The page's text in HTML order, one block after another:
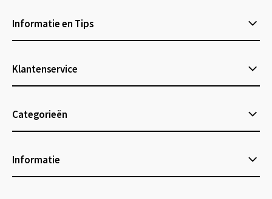
Informatie en Tips
Klantenservice
Categorieën
Informatie